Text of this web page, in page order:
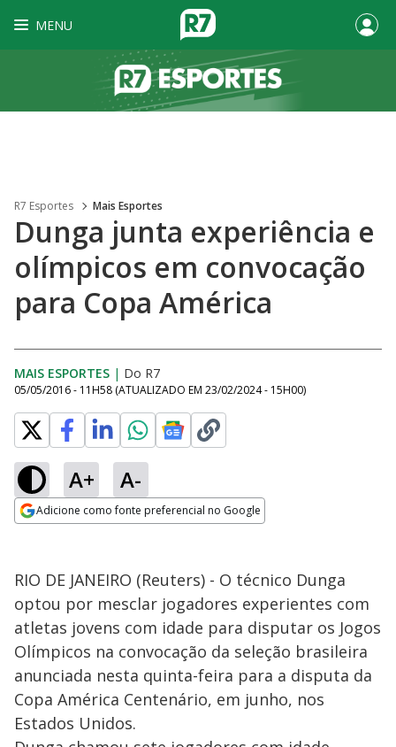
MENU
R7 Esportes Mais Esportes
Dunga junta experiência e
olímpicos em convocação
para Copa América
MAIS ESPORTES | Do R7
05/05/2016 - 11H58 (ATUALIZADO EM 23/02/2024 - 15H00)
A+ A-
Adicione como fonte preferencial no Google
RIO DE JANEIRO (Reuters) - O técnico Dunga
optou por mesclar jogadores experientes com
atletas jovens com idade para disputar os Jogos
Olímpicos na convocação da seleção brasileira
anunciada nesta quinta-feira para a disputa da
Copa América Centenário, em junho, nos
Estados Unidos.